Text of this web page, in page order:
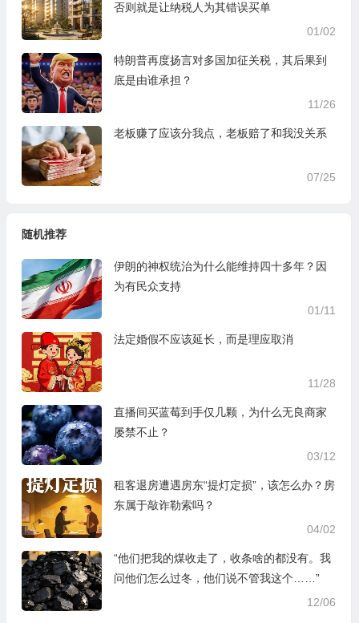
否则就是让纳税人为其错误买单
01/02
特朗普再度扬言对多国加征关税，其后果到
底是由谁承担？
11/26
老板赚了应该分我点，老板赔了和我没关系
07/25
随机推荐
伊朗的神权统治为什么能维持四十多年？因
为有民众支持
01/11
法定婚假不应该延长，而是理应取消
11/28
直播间买蓝莓到手仅几颗，为什么无良商家
屡禁不止？
03/12
租客退房遭遇房东“提灯定损”，该怎么办？房
东属于敲诈勒索吗？
04/02
“他们把我的煤收走了，收条啥的都没有。我
问他们怎么过冬，他们说不管我这个……”
12/06